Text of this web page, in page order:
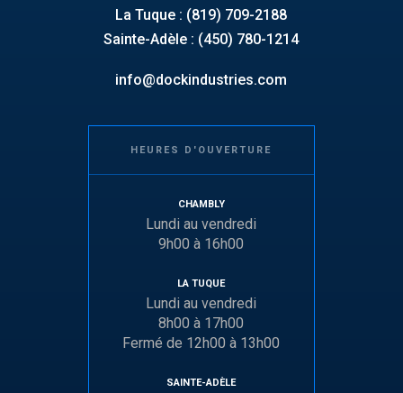
La Tuque : (819) 709-2188
Sainte-Adèle : (450) 780-1214
info@dockindustries.com
HEURES D'OUVERTURE
CHAMBLY
Lundi au vendredi
9h00 à 16h00
LA TUQUE
Lundi au vendredi
8h00 à 17h00
Fermé de 12h00 à 13h00
SAINTE-ADÈLE